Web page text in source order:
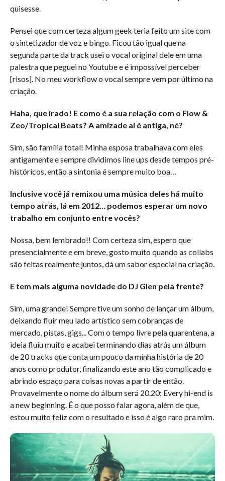
quisesse.
Pensei que com certeza algum geek teria feito um site com
o sintetizador de voz e bingo. Ficou tão igual que na
segunda parte da track usei o vocal original dele em uma
palestra que peguei no Youtube e é impossível perceber
[risos]. No meu workflow o vocal sempre vem por último na
criação.
Haha, que irado! E como é a sua relação com o Flow &
Zeo/Tropical Beats? A amizade aí é antiga, né?
Sim, são família total! Minha esposa trabalhava com eles
antigamente e sempre dividimos line ups desde tempos pré-
históricos, então a sintonia é sempre muito boa…
Inclusive você já remixou uma música deles há muito
tempo atrás, lá em 2012… podemos esperar um novo
trabalho em conjunto entre vocês?
Nossa, bem lembrado!! Com certeza sim, espero que
presencialmente e em breve, gosto muito quando as collabs
são feitas realmente juntos, dá um sabor especial na criação.
E tem mais alguma novidade do DJ Glen pela frente?
Sim, uma grande! Sempre tive um sonho de lançar um álbum,
deixando fluir meu lado artístico sem cobranças de
mercado, pistas, gigs... Com o tempo livre pela quarentena, a
ideia fluiu muito e acabei terminando dias atrás um álbum
de 20 tracks que conta um pouco da minha história de 20
anos como produtor, finalizando este ano tão complicado e
abrindo espaço para coisas novas a partir de então.
Provavelmente o nome do álbum será 20.20: Every hi-end is
a new beginning. É o que posso falar agora, além de que,
estou muito feliz com o resultado e isso é algo raro pra mim.